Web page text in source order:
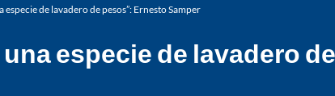
de lavadero de pesos”: Ernesto Samper
especie de lavadero